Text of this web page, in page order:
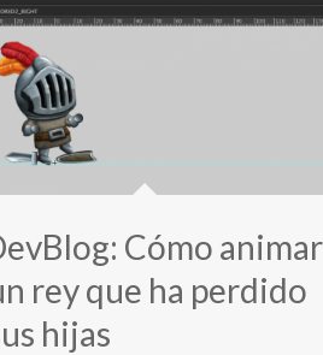
Cómo animar
rey que ha perdido
hijas